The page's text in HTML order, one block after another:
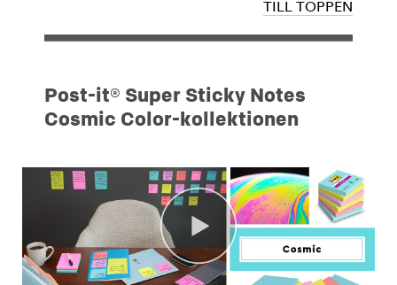
TILL TOPPEN
Post-it® Super Sticky Notes
Cosmic Color-kollektionen